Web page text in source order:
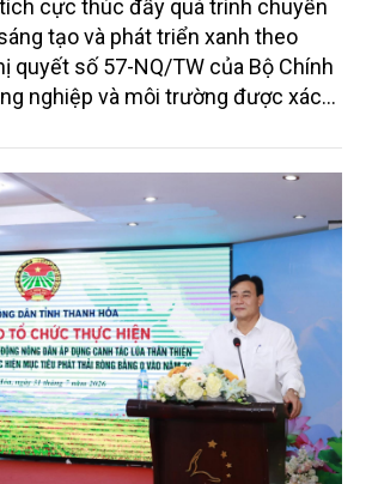
cực thúc đẩy quá trình chuyển
tạo và phát triển xanh theo
quyết số 57-NQ/TW của Bộ Chính
nghiệp và môi trường được xác
công nghệ và cam kết bền vững
là mục tiêu đưa phát thải ròng
vào năm 2050.